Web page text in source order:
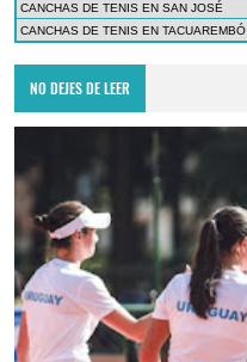
CANCHAS DE TENIS EN SAN JOSÉ
CANCHAS DE TENIS EN TACUAREMBÓ
NO DEJES DE LEER